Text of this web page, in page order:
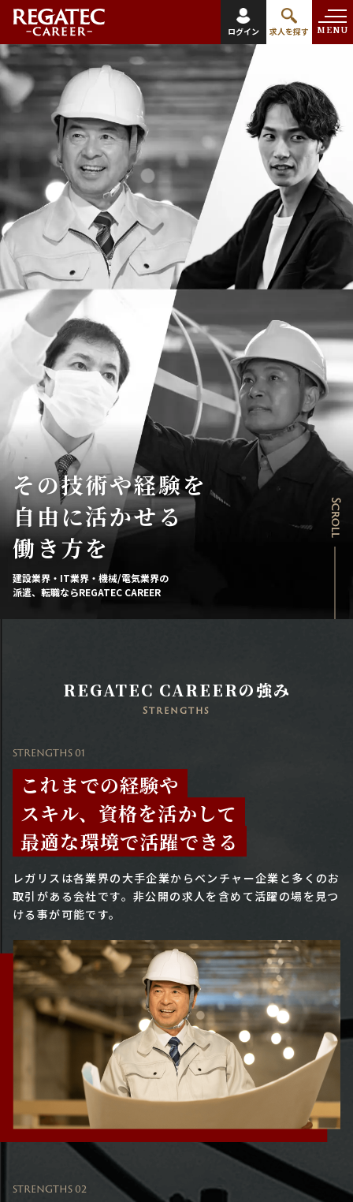
ログイン 求人を探す MENU
Scroll
その技術や経験を
自由に活かせる
働き方を
建設業界・IT業界・機械/電気業界の
派遣、転職ならREGATEC CAREER
REGATEC CAREERの強み
Strengths
STRENGTHS 01
これまでの経験や
スキル、資格を活かして
最適な環境で活躍できる
レガリスは各業界の大手企業からベンチャー企業と多くのお
取引がある会社です。 非公開の求人を含めて活躍の場を見つ
ける事が可能です。
STRENGTHS 02